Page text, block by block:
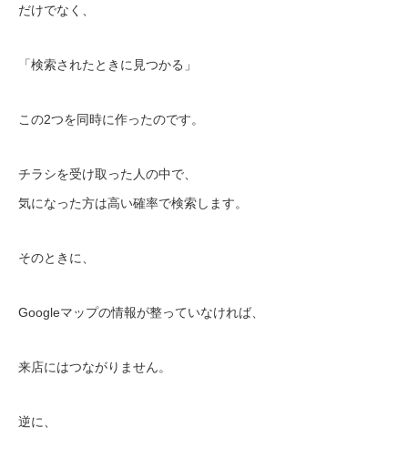
だけでなく、
「検索されたときに見つかる」
この2つを同時に作ったのです。
チラシを受け取った人の中で、
気になった方は高い確率で検索します。
そのときに、
Googleマップの情報が整っていなければ、
来店にはつながりません。
逆に、